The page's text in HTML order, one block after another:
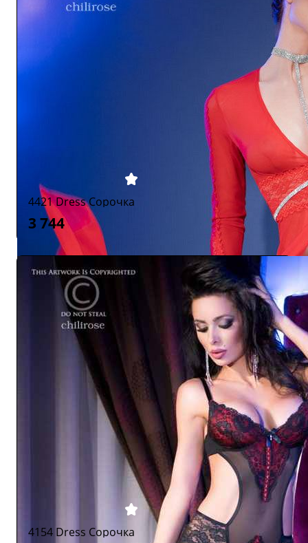
4421 Dress Сорочка
3 744
4154 Dress Сорочка